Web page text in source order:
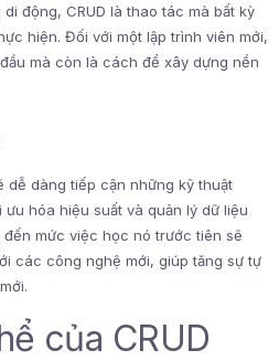
động, CRUD là thao tác mà bất kỳ
hiện. Đối với một lập trình viên mới,
mà còn là cách để xây dựng nền
dễ dàng tiếp cận những kỹ thuật
hóa hiệu suất và quản lý dữ liệu
đến mức việc học nó trước tiên sẽ
các công nghệ mới, giúp tăng sự tự
của CRUD